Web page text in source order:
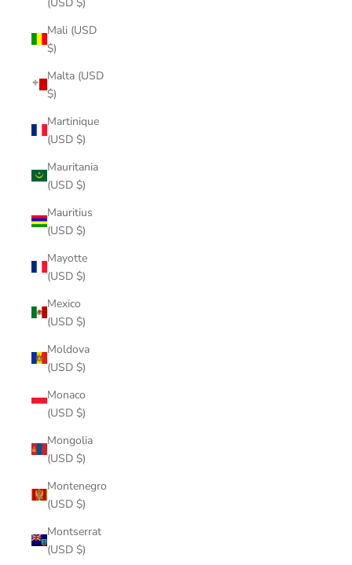
Mali (USD
$)
Malta (USD
$)
Martinique
(USD $)
Mauritania
(USD $)
Mauritius
(USD $)
Mayotte
(USD $)
Mexico
(USD $)
Moldova
(USD $)
Monaco
(USD $)
Mongolia
(USD $)
Montenegro
(USD $)
Montserrat
(USD $)